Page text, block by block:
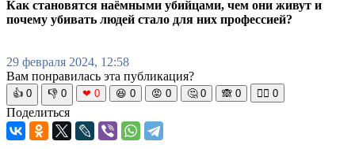
Как становятся наёмными убийцами, чем они живут и
почему убивать людей стало для них профессией?
29 февраля 2024, 12:58
Вам понравилась эта публикация?
👍 0 👎 0 ❤ 0 😆 0 😡 0 🤔 0 🙈 0 🧘‍♀️ 0
Поделиться